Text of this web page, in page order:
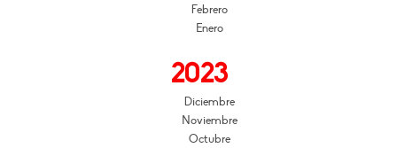
Febrero
Enero
2023
Diciembre
Noviembre
Octubre